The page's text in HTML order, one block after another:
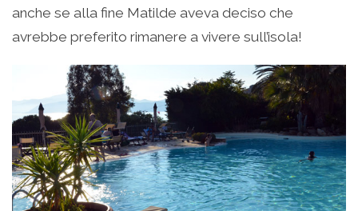
anche se alla fine Matilde aveva deciso che
avrebbe preferito rimanere a vivere sull’isola!